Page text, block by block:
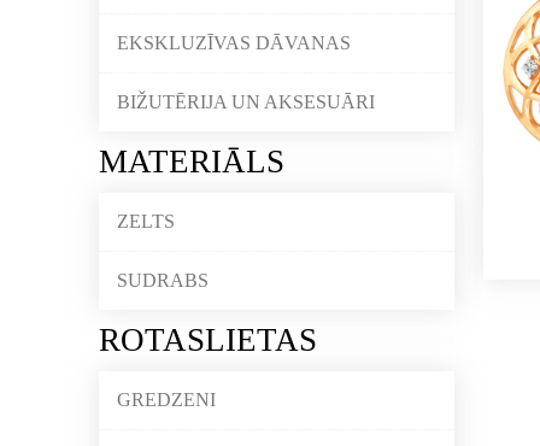
EKSKLUZĪVAS DĀVANAS
BIŽUTĒRIJA UN AKSESUĀRI
MATERIĀLS
ZELTS
SUDRABS
ROTASLIETAS
GREDZENI